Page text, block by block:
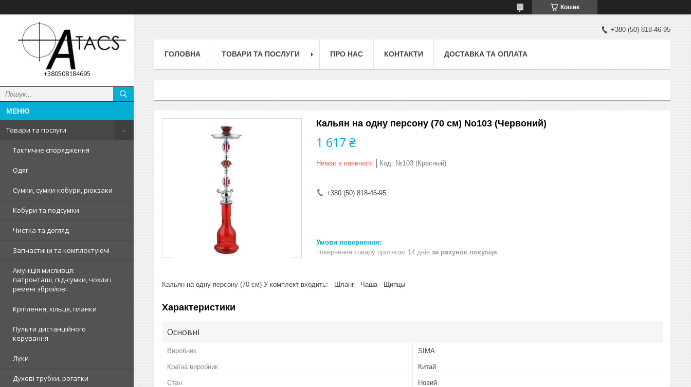
Кошик
+380508184695
Товари та послуги
Тактичне спорядження
Одяг
Сумки, сумки-кобури, рюкзаки
Кобури та подсумки
Чистка та догляд
Запчастини та комплектуючі
Амуніція мисливця:
патронташі, під-сумки, чохли і
ремені збройові
Кріплення, кільця, планки
Пульти дистанційного
керування
Луки
Духові трубки, рогатки
+380 (50) 818-46-95
ГОЛОВНА ТОВАРИ ТА ПОСЛУГИ ПРО НАС КОНТАКТИ ДОСТАВКА ТА ОПЛАТА
Кальян на одну персону (70 см) No103 (Червоний)
1 617 ₴
Немає в наявності Код: №103 (Красный)
+380 (50) 818-46-95
повернення товару протягом 14 днів за рахунок покупця
Кальян на одну персону (70 см) У комплект входить: - Шланг - Чаша - Щипцы
Характеристики
Основні
Виробник SIMA
Країна виробник Китай
Стан Новий